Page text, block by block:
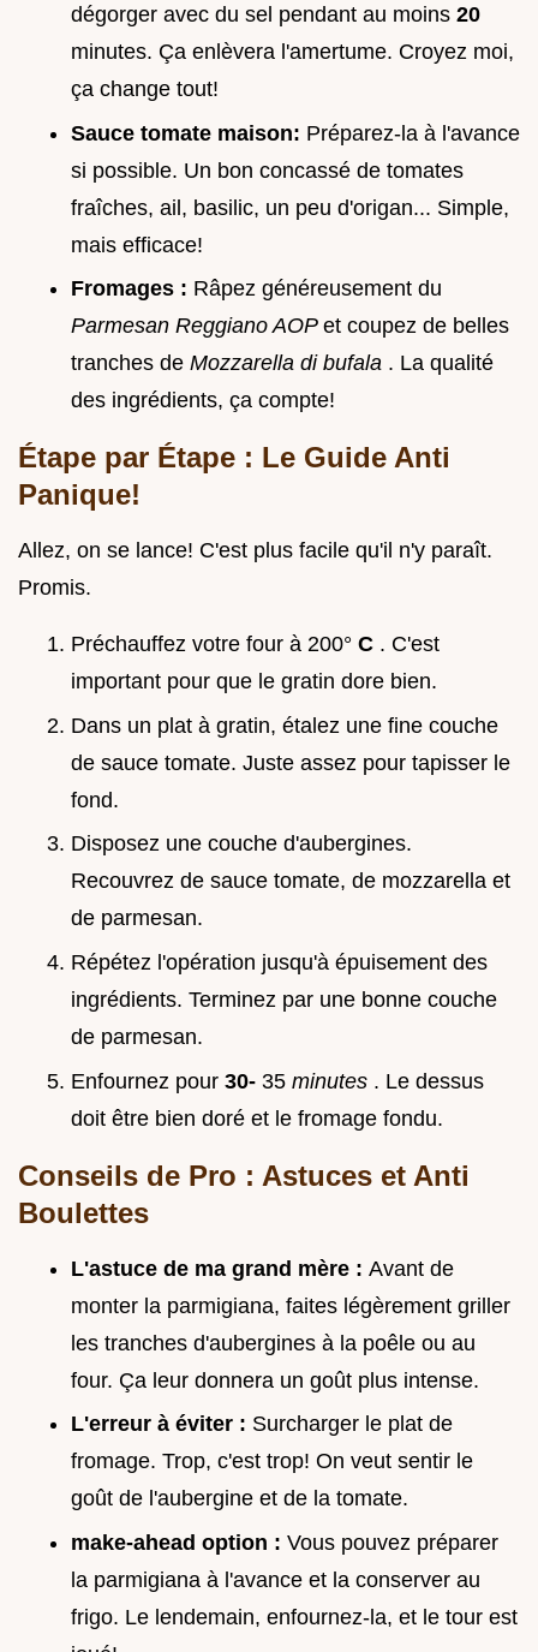
dégorger avec du sel pendant au moins 20
minutes. Ça enlèvera l'amertume. Croyez moi,
ça change tout!
Sauce tomate maison: Préparez-la à l'avance
si possible. Un bon concassé de tomates
fraîches, ail, basilic, un peu d'origan... Simple,
mais efficace!
Fromages : Râpez généreusement du
Parmesan Reggiano AOP et coupez de belles
tranches de Mozzarella di bufala . La qualité
des ingrédients, ça compte!
Étape par Étape : Le Guide Anti
Panique!
Allez, on se lance! C'est plus facile qu'il n'y paraît.
Promis.
Préchauffez votre four à 200° C . C'est
important pour que le gratin dore bien.
Dans un plat à gratin, étalez une fine couche
de sauce tomate. Juste assez pour tapisser le
fond.
Disposez une couche d'aubergines.
Recouvrez de sauce tomate, de mozzarella et
de parmesan.
Répétez l'opération jusqu'à épuisement des
ingrédients. Terminez par une bonne couche
de parmesan.
Enfournez pour 30- 35 minutes . Le dessus
doit être bien doré et le fromage fondu.
Conseils de Pro : Astuces et Anti
Boulettes
L'astuce de ma grand mère : Avant de
monter la parmigiana, faites légèrement griller
les tranches d'aubergines à la poêle ou au
four. Ça leur donnera un goût plus intense.
L'erreur à éviter : Surcharger le plat de
fromage. Trop, c'est trop! On veut sentir le
goût de l'aubergine et de la tomate.
make-ahead option : Vous pouvez préparer
la parmigiana à l'avance et la conserver au
frigo. Le lendemain, enfournez-la, et le tour est